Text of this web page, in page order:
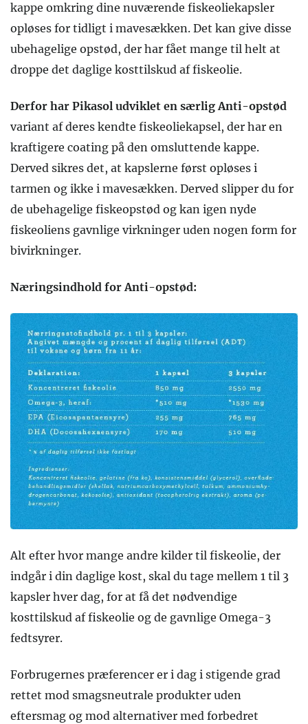
kappe omkring dine nuværende fiskeoliekapsler
opløses for tidligt i mavesækken. Det kan give disse
ubehagelige opstød, der har fået mange til helt at
droppe det daglige kosttilskud af fiskeolie.
Derfor har Pikasol udviklet en særlig Anti-opstød
variant af deres kendte fiskeoliekapsel, der har en
kraftigere coating på den omsluttende kappe.
Derved sikres det, at kapslerne først opløses i
tarmen og ikke i mavesækken. Derved slipper du for
de ubehagelige fiskeopstød og kan igen nyde
fiskeoliens gavnlige virkninger uden nogen form for
bivirkninger.
Næringsindhold for Anti-opstød:
Alt efter hvor mange andre kilder til fiskeolie, der
indgår i din daglige kost, skal du tage mellem 1 til 3
kapsler hver dag, for at få det nødvendige
kosttilskud af fiskeolie og de gavnlige Omega-3
fedtsyrer.
Forbrugernes præferencer er i dag i stigende grad
rettet mod smagsneutrale produkter uden
eftersmag og mod alternativer med forbedret